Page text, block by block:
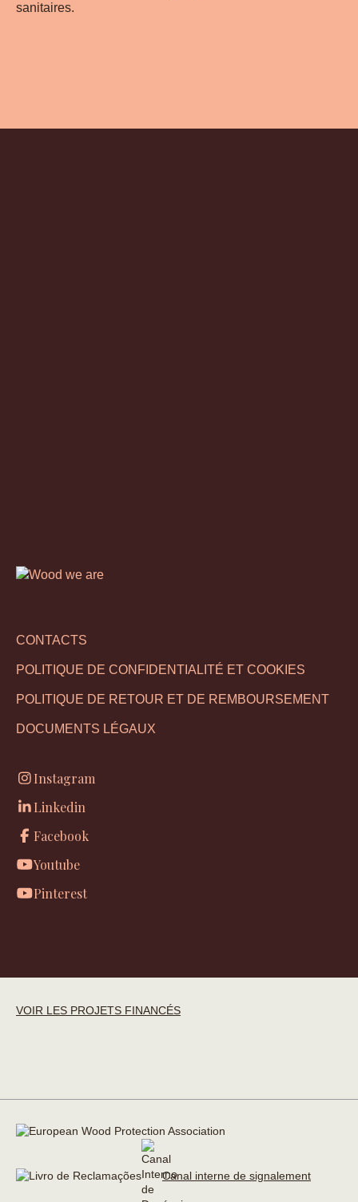
sanitaires.
CONTACTS
POLITIQUE DE CONFIDENTIALITÉ ET COOKIES
POLITIQUE DE RETOUR ET DE REMBOURSEMENT
DOCUMENTS LÉGAUX
Instagram
Linkedin
Facebook
Youtube
Pinterest
VOIR LES PROJETS FINANCÉS
Canal interne de signalement